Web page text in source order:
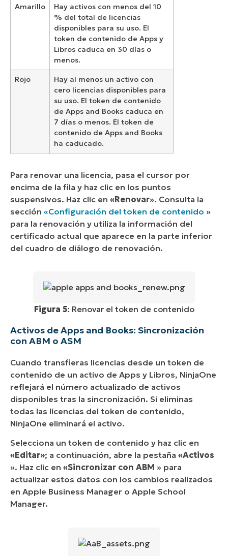
Amarillo
Hay activos con menos del 10
% del total de licencias
disponibles para su uso. El
token de contenido de Apps y
Libros caduca en 30 días o
menos.
Rojo
Hay al menos un activo con
cero licencias disponibles para
su uso. El token de contenido
de Apps and Books caduca en
7 días o menos. El token de
contenido de Apps and Books
ha caducado.
Para renovar una licencia, pasa el cursor por
encima de la fila y haz clic en los puntos
suspensivos. Haz clic en «Renovar». Consulta la
sección «Configuración del token de contenido »
para la renovación y utiliza la información del
certificado actual que aparece en la parte inferior
del cuadro de diálogo de renovación.
Figura 5: Renovar el token de contenido
Activos de Apps and Books: Sincronización
con ABM o ASM
Cuando transfieras licencias desde un token de
contenido de un activo de Apps y Libros, NinjaOne
reflejará el número actualizado de activos
disponibles tras la sincronización. Si eliminas
todas las licencias del token de contenido,
NinjaOne eliminará el activo.
Selecciona un token de contenido y haz clic en
«Editar»; a continuación, abre la pestaña «Activos
». Haz clic en «Sincronizar con ABM » para
actualizar estos datos con los cambios realizados
en Apple Business Manager o Apple School
Manager.